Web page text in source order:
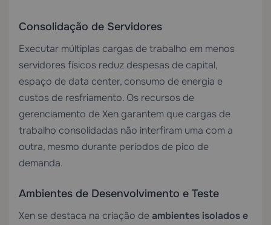
Consolidação de Servidores
Executar múltiplas cargas de trabalho em menos
servidores físicos reduz despesas de capital,
espaço de data center, consumo de energia e
custos de resfriamento. Os recursos de
gerenciamento de Xen garantem que cargas de
trabalho consolidadas não interfiram uma com a
outra, mesmo durante períodos de pico de
demanda.
Ambientes de Desenvolvimento e Teste
Xen se destaca na criação deambientes isolados e